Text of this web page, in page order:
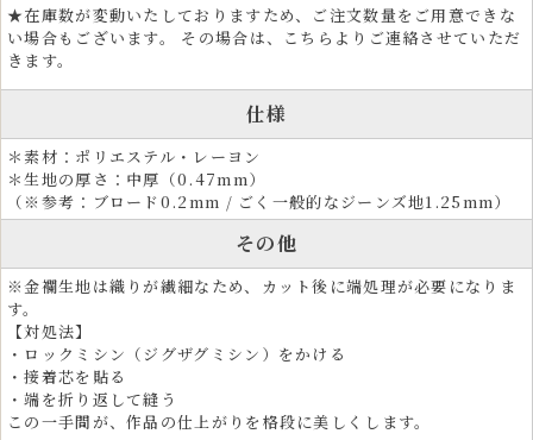
和のインテリア装飾に最適な金襴生地
金襴生地は、ファブリックパネル、タペストリー、掛け軸、屏風、仏壇
装飾など、和モダンなインテリアにも最適な素材です。車の内装にも使
用されています。
ホテルや旅館の内装、座布団、クッション、ソファや椅子張り生地とし
ても採用され、上質な和空間を演出します。端午の節句、雛祭り、お正
月、お盆、法事など、季節行事や伝統行事の装飾にもご利用いただけま
★在庫数が変動いたしておりますため、ご注文数量をご用意できな
い場合もございます。 その場合は、こちらよりご連絡させていただ
きます。
仕様
＊素材：ポリエステル・レーヨン
＊生地の厚さ：中厚（0.47mm）
（※参考：ブロード0.2mm / ごく一般的なジーンズ地1.25mm）
その他
※金襴生地は織りが繊細なため、カット後に端処理が必要になりま
す。
【対処法】
・ロックミシン（ジグザグミシン）をかける
・接着芯を貼る
・端を折り返して縫う
この一手間が、作品の仕上がりを格段に美しくします。